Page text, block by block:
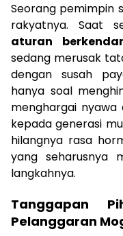
Seorang pemimpin
rakyatnya. Saat
aturan
sedang merusak
dengan susah
hanya soal
menghargai nyawa
kepada generasi
hilangnya rasa
yang seharusnya
langkahnya.
Tanggapan
Pelanggaran